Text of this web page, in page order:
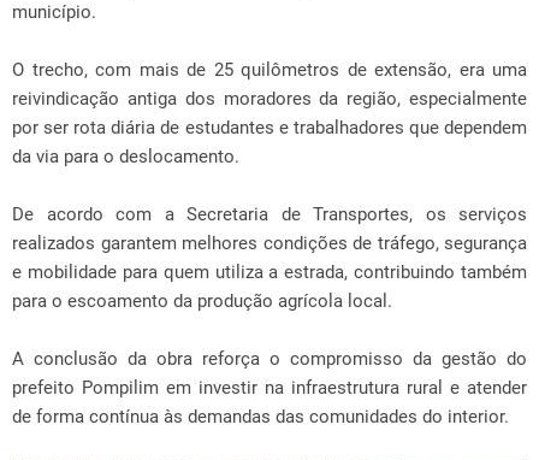
município.
O trecho, com mais de 25 quilômetros de extensão, era uma
reivindicação antiga dos moradores da região, especialmente
por ser rota diária de estudantes e trabalhadores que dependem
da via para o deslocamento.
De acordo com a Secretaria de Transportes, os serviços
realizados garantem melhores condições de tráfego, segurança
e mobilidade para quem utiliza a estrada, contribuindo também
para o escoamento da produção agrícola local.
A conclusão da obra reforça o compromisso da gestão do
prefeito Pompilim em investir na infraestrutura rural e atender
de forma contínua às demandas das comunidades do interior.